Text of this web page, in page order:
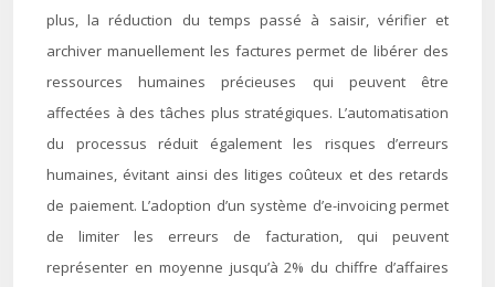
plus, la réduction du temps passé à saisir, vérifier et
archiver manuellement les factures permet de libérer des
ressources humaines précieuses qui peuvent être
affectées à des tâches plus stratégiques. L’automatisation
du processus réduit également les risques d’erreurs
humaines, évitant ainsi des litiges coûteux et des retards
de paiement. L’adoption d’un système d’e-invoicing permet
de limiter les erreurs de facturation, qui peuvent
représenter en moyenne jusqu’à 2% du chiffre d’affaires